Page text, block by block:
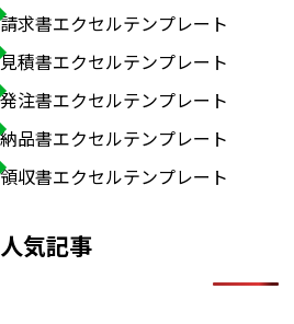
請求書エクセルテンプレート
見積書エクセルテンプレート
発注書エクセルテンプレート
納品書エクセルテンプレート
領収書エクセルテンプレート
人気記事